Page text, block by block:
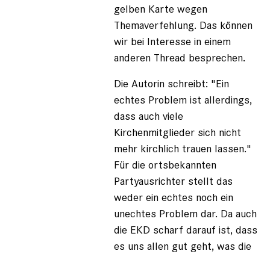
gelben Karte wegen
Themaverfehlung. Das können
wir bei Interesse in einem
anderen Thread besprechen.
Die Autorin schreibt: "Ein
echtes Problem ist allerdings,
dass auch viele
Kirchenmitglieder sich nicht
mehr kirchlich trauen lassen."
Für die ortsbekannten
Partyausrichter stellt das
weder ein echtes noch ein
unechtes Problem dar. Da auch
die EKD scharf darauf ist, dass
es uns allen gut geht, was die